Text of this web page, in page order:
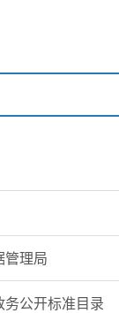
管理局
公开标准目录